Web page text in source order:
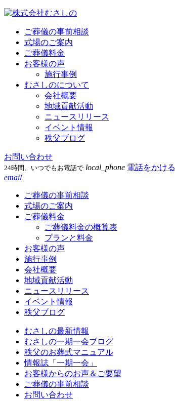
ご葬儀の事前相談
式場のご案内
ご葬儀料金
お客様の声
施行事例
むさしのについて
会社概要
地域貢献活動
ニュースリリース
イベント情報
秩父ブログ
お問い合わせ
24時間、いつでもお電話で local_phone 電話をかける
email
ご葬儀の事前相談
式場のご案内
ご葬儀料金
ご葬儀料金の概算表
プランと料金
お客様の声
施行事例
会社概要
地域貢献活動
ニュースリリース
イベント情報
秩父ブログ
むさしの最新情報
むさしの一期一会ブログ
秩父のお葬式マニュアル
情報誌「一期一会」
お客様からのお声＆ご要望
ご葬儀の事前相談
お問い合わせ